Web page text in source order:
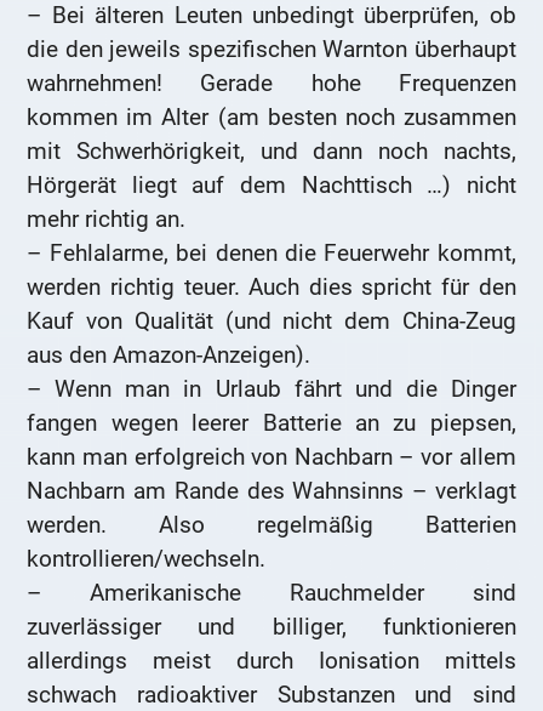
– Bei älteren Leuten unbedingt überprüfen, ob
die den jeweils spezifischen Warnton überhaupt
wahrnehmen! Gerade hohe Frequenzen
kommen im Alter (am besten noch zusammen
mit Schwerhörigkeit, und dann noch nachts,
Hörgerät liegt auf dem Nachttisch …) nicht
mehr richtig an.
– Fehlalarme, bei denen die Feuerwehr kommt,
werden richtig teuer. Auch dies spricht für den
Kauf von Qualität (und nicht dem China-Zeug
aus den Amazon-Anzeigen).
– Wenn man in Urlaub fährt und die Dinger
fangen wegen leerer Batterie an zu piepsen,
kann man erfolgreich von Nachbarn – vor allem
Nachbarn am Rande des Wahnsinns – verklagt
werden. Also regelmäßig Batterien
kontrollieren/wechseln.
– Amerikanische Rauchmelder sind
zuverlässiger und billiger, funktionieren
allerdings meist durch Ionisation mittels
schwach radioaktiver Substanzen und sind